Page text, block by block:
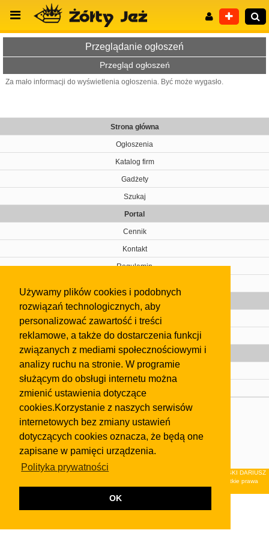
Używamy plików cookies i podobnych
rozwiązań technologicznych, aby
personalizować zawartość i treści
reklamowe, a także do dostarczenia funkcji
związanych z mediami społecznościowymi i
analizy ruchu na stronie. W programie
służącym do obsługi internetu można
zmienić ustawienia dotyczące
cookies.Korzystanie z naszych serwisów
internetowych bez zmiany ustawień
dotyczących cookies oznacza, że będą one
zapisane w pamięci urządzenia.
Polityka prywatności
OK
Przeglądanie ogłoszeń
Przegląd ogłoszeń
Za mało informacji do wyświetlenia ogłoszenia. Być może wygasło.
Strona główna
Ogłoszenia
Katalog firm
Gadżety
Szukaj
Portal
Cennik
Kontakt
Regulamin
Gazeta
Olkusz
Kontakt
Strefa dla biznesu
Biura nieruchomości
Dealerzy i autokomisy
Skontaktuj się z nami
regulaminuiPolityki Prywatności.
Klauzula FB
© 2026Wydawnictwo NEON sp. z o.o. (dawniej: FIRMA NEON MAREK KLUCZEWSKI DARIUSZ
KRAWCZYK s.c.) z siedzibą w Olkuszu, ul.Żuradzka 15, 32-300 Olkusz . Wszystkie prawa